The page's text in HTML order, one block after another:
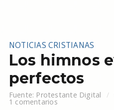
NOTICIAS CRISTIANAS
Los himnos
perfectos
Fuente: Protestante Digital
1 comentarios